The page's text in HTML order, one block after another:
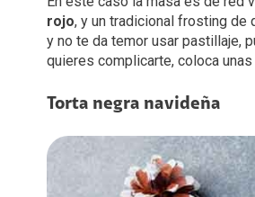
rojo, y un tradicional frosting de
y no te da temor usar pastillaje,
quieres complicarte, coloca
Torta negra navideña